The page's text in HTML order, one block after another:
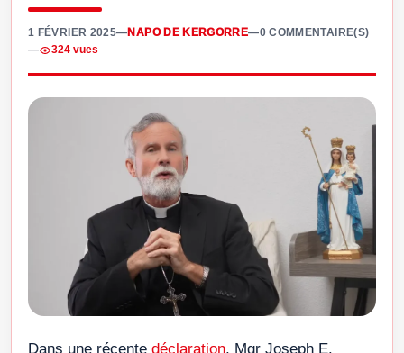
1 FÉVRIER 2025—NAPO DE KERGORRE—0 COMMENTAIRE(S)
—
324 vues
Dans une récente déclaration, Mgr Joseph E.